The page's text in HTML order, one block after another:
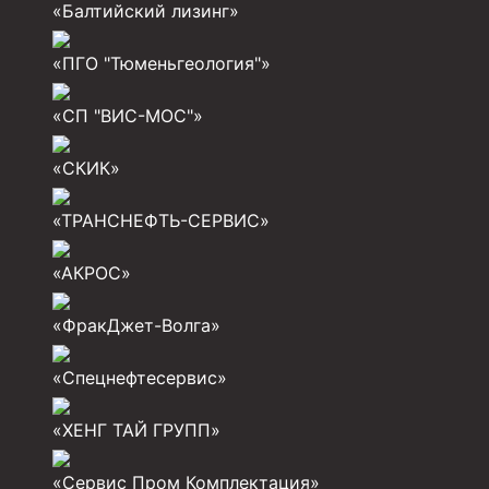
Муфта ОТТМ 178
Муфта ОТТМ 168
Муфта ОТТМ 114
Муфта ОТТГ 127
Муфта ОТТГ 114
Буровое оборудование
«Балтийский лизинг»
«ПГО "Тюменьгеология"»
«СП "ВИС-МОС"»
«СКИК»
«ТРАНСНЕФТЬ-СЕРВИС»
«АКРОС»
«ФракДжет-Волга»
«Спецнефтесервис»
«ХЕНГ ТАЙ ГРУПП»
«Сервис Пром Комплектация»